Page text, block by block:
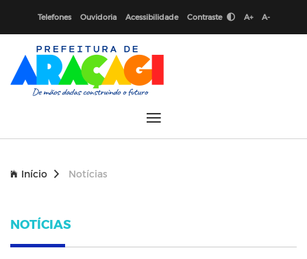
Telefones Ouvidoria Acessibilidade Contraste A+ A-
Início Notícias
NOTÍCIAS